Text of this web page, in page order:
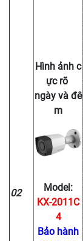
02
Hình ảnh c
ực rõ
ngày và đê
m
Model:
KX-2011C
4
Bảo hành